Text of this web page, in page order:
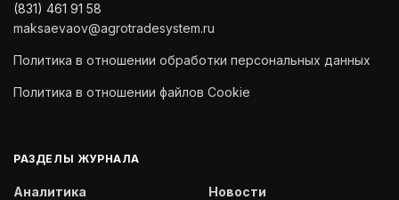
(831) 461 91 58
maksaevaov@agrotradesystem.ru
Политика в отношении обработки персональных данных
Политика в отношении файлов Cookie
РАЗДЕЛЫ ЖУРНАЛА
Аналитика
Новости